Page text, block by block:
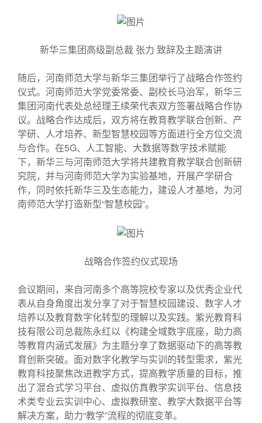
新华三集团高级副总裁 张力 致辞及主题演讲
随后，河南师范大学与新华三集团举行了战略合作签约
仪式。河南师范大学党委常委、副校长马治军，新华三
集团河南代表处总经理王续荣代表双方签署战略合作协
议。战略合作达成后，双方将在教育教学联合创新、产
学研、人才培养、新型智慧校园等方面进行全方位交流
与合作。在5G、人工智能、大数据等数字技术赋能
下，新华三与河南师范大学将共建教育教学联合创新研
究院，并与河南师范大学为实验基地，开展产学研合
作，同时依托新华三及生态能力，建设人才基地，为河
南师范大学打造新型“智慧校园”。
战略合作签约仪式现场
会议期间，来自河南多个高等院校专家以及优秀企业代
表从自身角度出发分享了对于智慧校园建设、数字人才
培养以及教育数字化转型的理解以及实践。紫光教育科
技有限公司总裁陈永红以《构建全域数字底座，助力高
等教育内涵式发展》为主题分享了数据驱动下的高等教
育创新突破。面对数字化教学与实训的转型需求，紫光
教育科技聚焦改进教学方式，提高教学质量的目标，推
出了混合式学习平台、虚拟仿真教学实训平台、信息技
术类专业云实训中心、虚拟教研室、教学大数据平台等
解决方案，助力“教学”流程的彻底变革。